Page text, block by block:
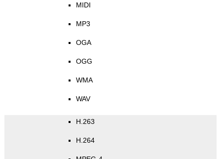
MIDI
MP3
OGA
OGG
WMA
WAV
H.263
H.264